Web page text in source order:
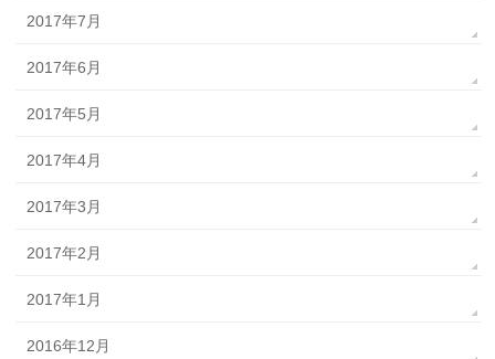
2017年7月
2017年6月
2017年5月
2017年4月
2017年3月
2017年2月
2017年1月
2016年12月